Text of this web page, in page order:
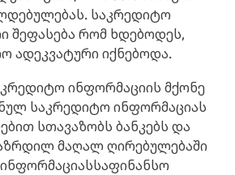
საკრედიტო
შეფასება რომ ხდებოდეს,
ადეკვატური იქნებოდა.
ინფორმაციის მქონე
საკრედიტო ინფორმაციას
სთავაზობს ბანკებს და
მაღალ ღირებულებაში